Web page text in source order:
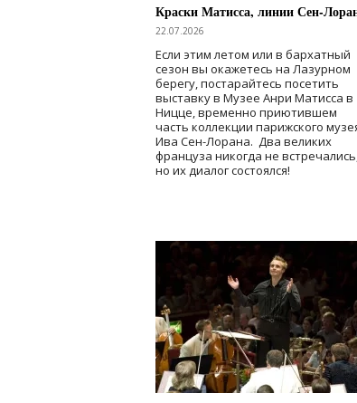
Краски Матисса, линии Сен-
22.07.2026
Если этим летом или в бархатный
сезон вы окажетесь на Лазурном
берегу, постарайтесь посетить
выставку в Музее Анри Матисса в
Ницце, временно приютившем
часть коллекции парижского
Ива Сен-Лорана. Два великих
француза никогда не
но их диалог состоялся!